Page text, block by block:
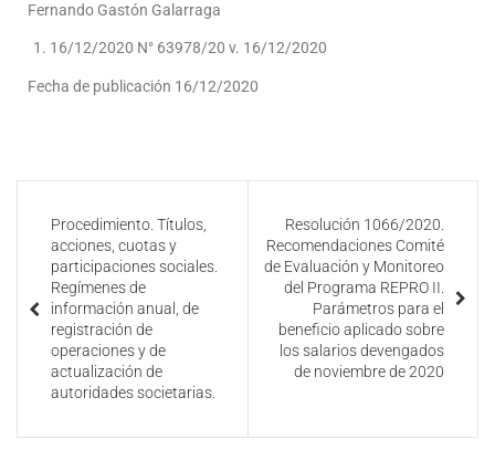
Fernando Gastón Galarraga
16/12/2020 N° 63978/20 v. 16/12/2020
Fecha de publicación 16/12/2020
Procedimiento. Títulos,
acciones, cuotas y
participaciones sociales.
Regímenes de
información anual, de
registración de
operaciones y de
actualización de
autoridades societarias.
Resolución 1066/2020.
Recomendaciones Comité
de Evaluación y Monitoreo
del Programa REPRO II.
Parámetros para el
beneficio aplicado sobre
los salarios devengados
de noviembre de 2020